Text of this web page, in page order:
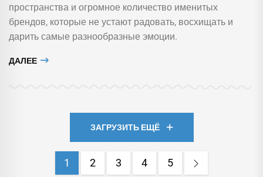
пространства и огромное количество именитых
брендов, которые не устают радовать, восхищать и
дарить самые разнообразные эмоции.
ДАЛЕЕ
ЗАГРУЗИТЬ ЕЩЁ
1 2 3 4 5